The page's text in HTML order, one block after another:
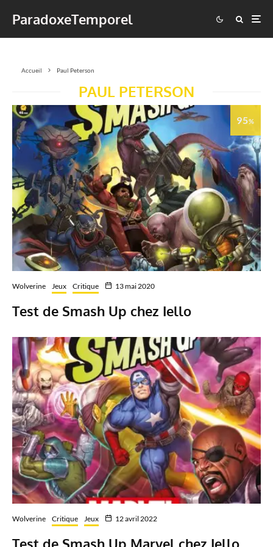
ParadoxeTemporel
Accueil Paul Peterson
PAUL PETERSON
95%
Wolverine Jeux Critique 13 mai 2020
Test de Smash Up chez Iello
Wolverine Critique Jeux 12 avril 2022
Test de Smash Up Marvel chez Iello